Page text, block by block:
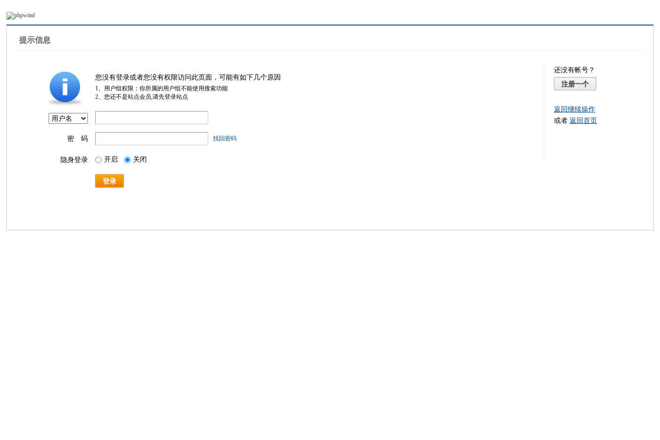
提示信息
您没有登录或者您没有权限访问此页面，可能有如下几个原因
1、用户组权限：你所属的用户组不能使用搜索功能
2、您还不是站点会员,请先登录站点
密 码 找回密码
隐身登录 开启 关闭
登录
还没有帐号？
注册一个
返回继续操作
或者 返回首页